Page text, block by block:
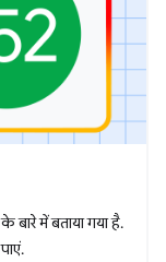
में बताया गया है.